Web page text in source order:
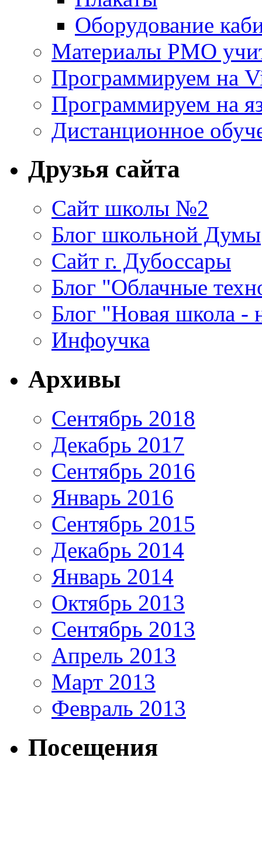
Оборудование
Материалы РМО
Программируем на
Программируем на
Дистанционное
Друзья сайта
Сайт школы №2
Блог школьной Думы
Сайт г. Дубоссары
Блог "Облачные
Блог "Новая школа -
Инфоучка
Архивы
Сентябрь 2018
Декабрь 2017
Сентябрь 2016
Январь 2016
Сентябрь 2015
Декабрь 2014
Январь 2014
Октябрь 2013
Сентябрь 2013
Апрель 2013
Март 2013
Февраль 2013
Посещения